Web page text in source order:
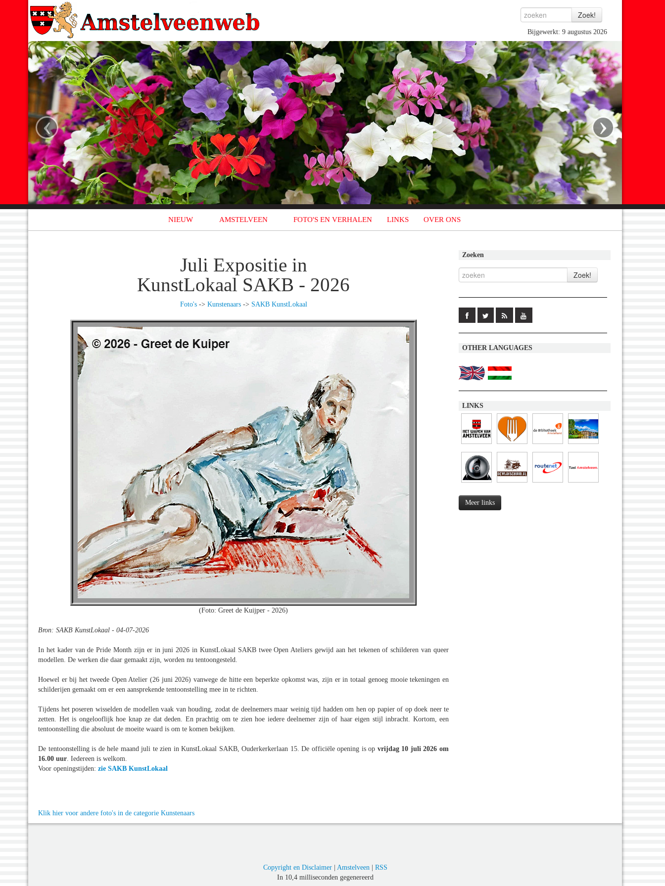
Bijgewerkt: 9 augustus 2026
‹ ›
NIEUW AMSTELVEEN FOTO'S EN VERHALEN LINKS OVER ONS
Juli Expositie in
KunstLokaal SAKB - 2026
Foto's-> Kunstenaars-> SAKB KunstLokaal
(Foto: Greet de Kuijper - 2026)
Bron: SAKB KunstLokaal - 04-07-2026
In het kader van de Pride Month zijn er in juni 2026 in KunstLokaal SAKB twee Open Ateliers gewijd aan het tekenen of schilderen van queer
modellen. De werken die daar gemaakt zijn, worden nu tentoongesteld.
Hoewel er bij het tweede Open Atelier (26 juni 2026) vanwege de hitte een beperkte opkomst was, zijn er in totaal genoeg mooie tekeningen en
schilderijen gemaakt om er een aansprekende tentoonstelling mee in te richten.
Tijdens het poseren wisselden de modellen vaak van houding, zodat de deelnemers maar weinig tijd hadden om hen op papier of op doek neer te
zetten. Het is ongelooflijk hoe knap ze dat deden. En prachtig om te zien hoe iedere deelnemer zijn of haar eigen stijl inbracht. Kortom, een
tentoonstelling die absoluut de moeite waard is om te komen bekijken.
De tentoonstelling is de hele maand juli te zien in KunstLokaal SAKB, Ouderkerkerlaan 15. De officiële opening is op vrijdag 10 juli 2026 om
16.00 uur . Iedereen is welkom.
Voor openingstijden: zie SAKB KunstLokaal
Klik hier voor andere foto's in de categorie Kunstenaars
Zoeken
OTHER LANGUAGES
LINKS
Meer links
Copyright en Disclaimer| Amstelveen | RSS
In 10,4 milliseconden gegenereerd